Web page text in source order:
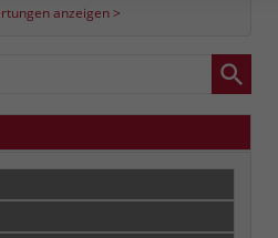
anzeigen >